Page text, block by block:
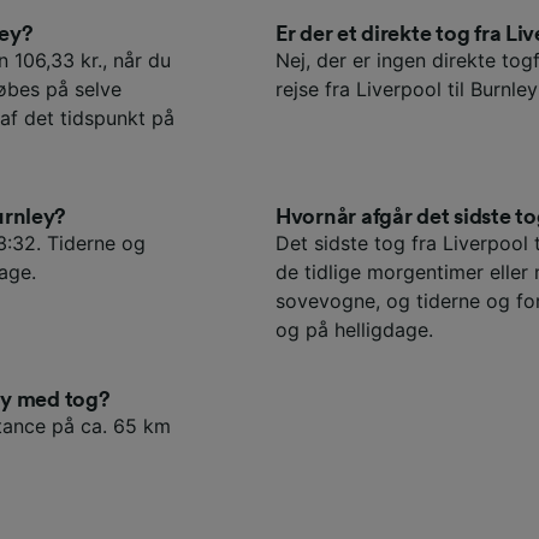
kr., når du
på selve
det tidspunkt på
Er der et direkte tog fra
Nej, der er ingen direkte
rejse fra Liverpool til
Tiderne og
Hvornår afgår det sidste
Det sidste tog fra Liverpool
de tidlige morgentimer
sovevogne, og tiderne og
og på helligdage.
med tog?
på ca. 65 km